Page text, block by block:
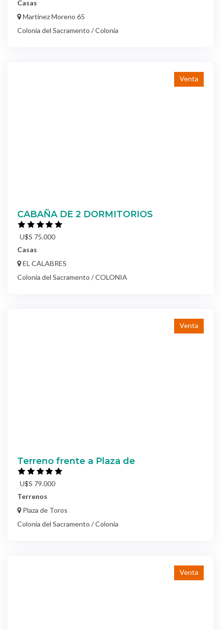
Casas
Martinez Moreno 65
Colonia del Sacramento / Colonia
Venta
CABAÑA DE 2 DORMITORIOS
U$S 75.000
Casas
EL CALABRES
Colonia del Sacramento / COLONIA
Venta
Terreno frente a Plaza de
U$S 79.000
Terrenos
Plaza de Toros
Colonia del Sacramento / Colonia
Venta